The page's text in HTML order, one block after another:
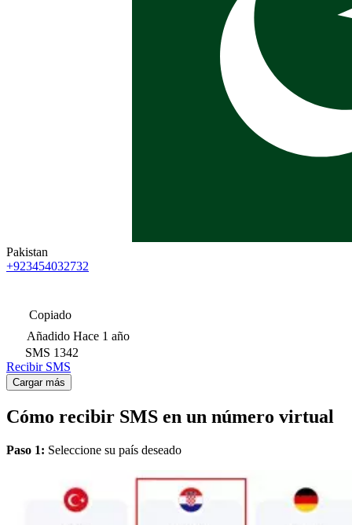
Pakistan
+923454032732
Copiado
Añadido Hace 1 año
SMS 1342
Recibir SMS
Cargar más
Cómo recibir SMS en un número virtual
Paso 1: Seleccione su país deseado